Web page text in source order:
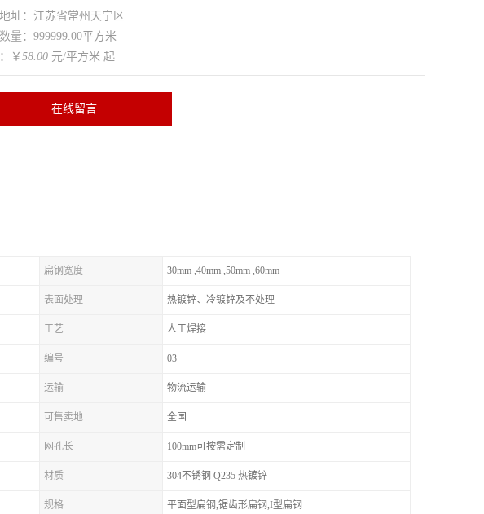
址：江苏省常州天宁区
量：999999.00平方米
￥ 58.00 元/平方米 起
在线留言
扁钢宽度 30mm ,40mm ,50mm ,60mm
表面处理 热镀锌、冷镀锌及不处理
工艺 人工焊接
编号 03
运输 物流运输
可售卖地 全国
网孔长 100mm可按需定制
材质 304不锈钢 Q235 热镀锌
规格 平面型扁钢,锯齿形扁钢,I型扁钢